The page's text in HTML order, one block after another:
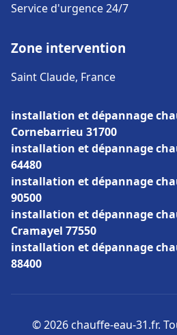
Service d'urgence 24/7
Zone intervention
Saint Claude, France
installation et dépannage
Cornebarrieu 31700
installation et dépannage
64480
installation et dépannage
90500
installation et dépannage
Cramayel 77550
installation et dépannage
88400
© 2026 chauffe-eau-31.fr.